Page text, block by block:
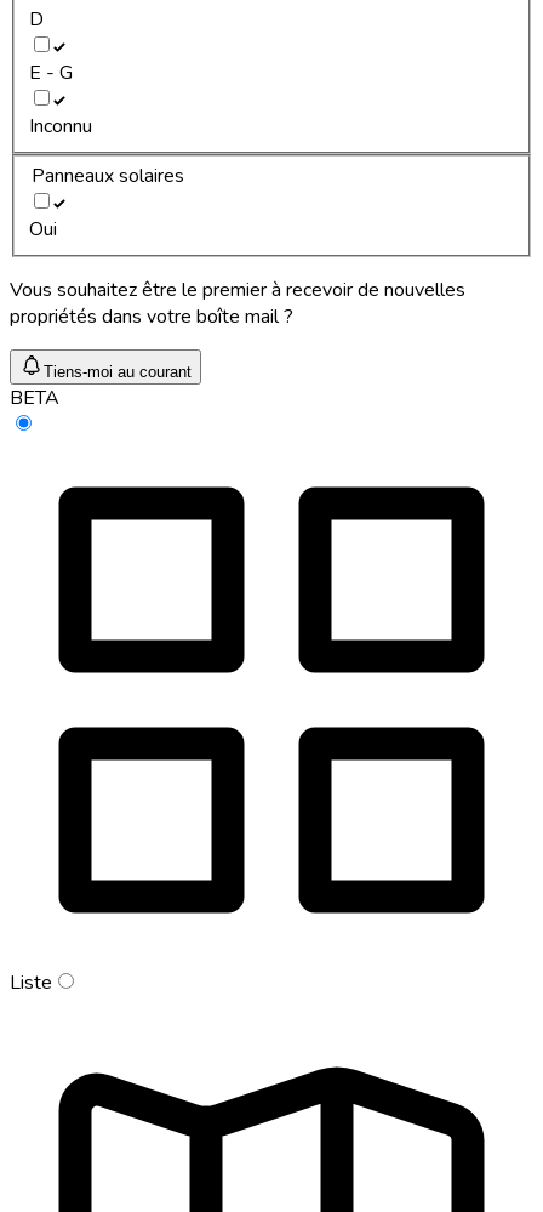
D
E - G
Inconnu
Panneaux solaires
Oui
Vous souhaitez être le premier à recevoir de nouvelles
propriétés dans votre boîte mail ?
Tiens-moi au courant
BETA
Liste